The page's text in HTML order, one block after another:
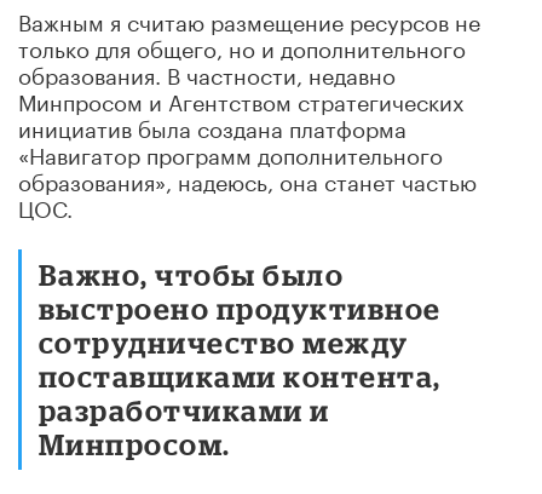
Важным я считаю размещение ресурсов не
только для общего, но и дополнительного
образования. В частности, недавно
Минпросом и Агентством стратегических
инициатив была создана платформа
«Навигатор программ дополнительного
образования», надеюсь, она станет частью
ЦОС.
Важно, чтобы было
выстроено продуктивное
сотрудничество между
поставщиками контента,
разработчиками и
Минпросом.